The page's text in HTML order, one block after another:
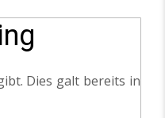
Dies galt bereits in